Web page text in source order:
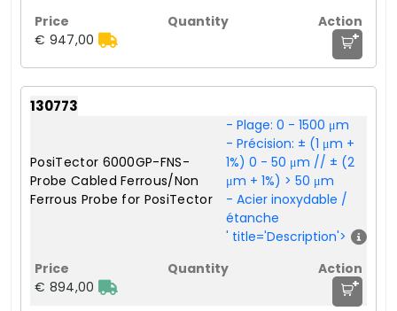
€ 947,00 +
130773
PosiTector 6000GP-FNS-
Probe Cabled Ferrous/Non
Ferrous Probe for PosiTector
- Plage: 0 - 1500 μm
- Précision: ± (1 μm +
1%) 0 - 50 μm // ± (2
μm + 1%) > 50 μm
- Acier inoxydable /
étanche
' title='Description'>
€ 894,00 +